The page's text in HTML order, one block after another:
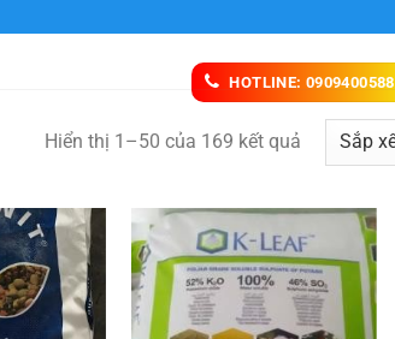
HOTLINE: 0909400588
Hiển thị 1–50 của 169 kết quả